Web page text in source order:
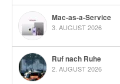
Mac-as-a-Service
3. AUGUST 2026
Ruf nach Ruhe
2. AUGUST 2026